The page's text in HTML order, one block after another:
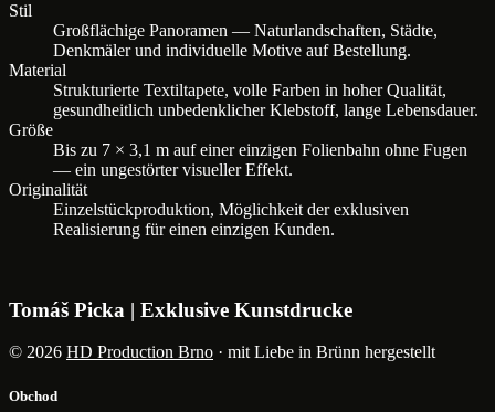
Stil
Großflächige Panoramen — Naturlandschaften, Städte,
Denkmäler und individuelle Motive auf Bestellung.
Material
Strukturierte Textiltapete, volle Farben in hoher Qualität,
gesundheitlich unbedenklicher Klebstoff, lange Lebensdauer.
Größe
Bis zu 7 × 3,1 m auf einer einzigen Folienbahn ohne Fugen
— ein ungestörter visueller Effekt.
Originalität
Einzelstückproduktion, Möglichkeit der exklusiven
Realisierung für einen einzigen Kunden.
Tomáš Picka | Exklusive Kunstdrucke
© 2026 HD Production Brno · mit Liebe in Brünn hergestellt
Obchod